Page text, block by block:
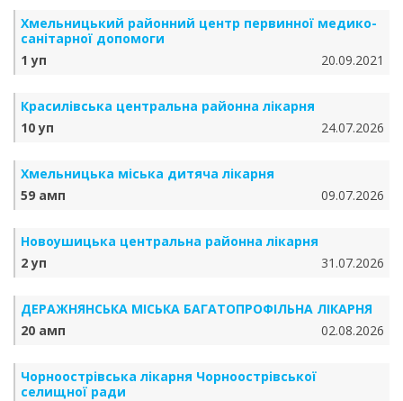
Хмельницький районний центр первинної медико-
санітарної допомоги
1 уп
20.09.2021
Красилівська центральна районна лікарня
10 уп
24.07.2026
Хмельницька міська дитяча лікарня
59 амп
09.07.2026
Новоушицька центральна районна лікарня
2 уп
31.07.2026
ДЕРАЖНЯНСЬКА МІСЬКА БАГАТОПРОФІЛЬНА ЛІКАРНЯ
20 амп
02.08.2026
Чорноострівська лікарня Чорноострівської
селищної ради